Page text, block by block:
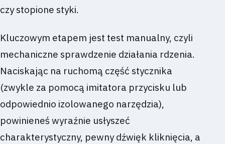
czy stopione styki.
Kluczowym etapem jest test manualny, czyli
mechaniczne sprawdzenie działania rdzenia.
Naciskając na ruchomą część stycznika
(zwykle za pomocą imitatora przycisku lub
odpowiednio izolowanego narzędzia),
powinieneś wyraźnie usłyszeć
charakterystyczny, pewny dźwięk kliknięcia, a